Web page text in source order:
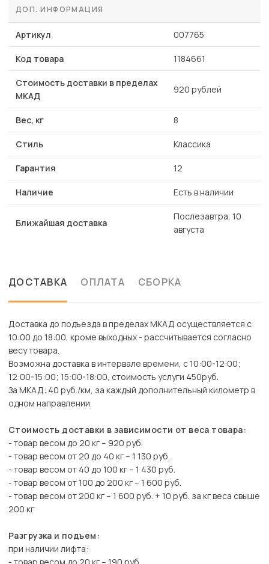
ДОП. ИНФОРМАЦИЯ
Артикул 007765
Код товара 1184661
Стоимость доставки в пределах
МКАД
920 рублей
Вес, кг 8
Стиль Классика
Гарантия 12
Наличие Есть в наличии
Ближайшая доставка
Послезавтра, 10
августа
ДОСТАВКА ОПЛАТА СБОРКА
Доставка до подъезда в пределах МКАД осуществляется с
10:00 до 18:00, кроме выходных - рассчитывается согласно
весу товара.
Возможна доставка в интервале времени, с 10:00-12:00;
12:00-15:00; 15:00-18:00, стоимость услуги 450руб.
За МКАД: 40 руб./км, за каждый дополнительный километр в
одном направлении.
Стоимость доставки в зависимости от веса товара:
- товар весом до 20 кг – 920 руб.
- товар весом от 20 до 40 кг – 1 130 руб.
- товар весом от 40 до 100 кг – 1 430 руб.
- товар весом от 100 до 200 кг – 1 600 руб.
- товар весом от 200 кг – 1 600 руб. + 10 руб. за кг веса свыше
200 кг
Разгрузка и подъем:
при наличии лифта: